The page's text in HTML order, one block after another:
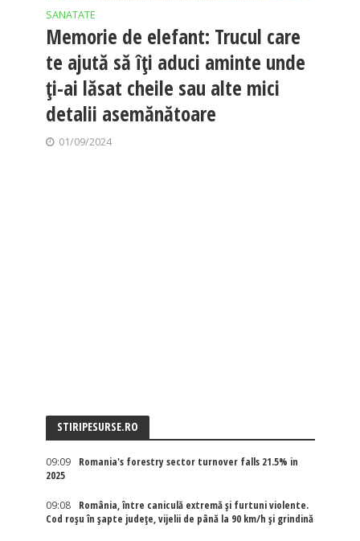
SANATATE
Memorie de elefant: Trucul care
te ajută să îți aduci aminte unde
ți-ai lăsat cheile sau alte mici
detalii asemănătoare
01/09/2024
STIRIPESURSE.RO
09:09
Romania's forestry sector turnover falls 21.5% in
2025
09:08
România, între caniculă extremă și furtuni violente.
Cod roșu în șapte județe, vijelii de până la 90 km/h și grindină